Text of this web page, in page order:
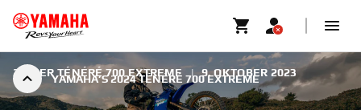
YAMAHA’S 2024 TÉNÉRÉ 700 EXTREME
2024ER TÉNÉRÉ 700 EXTREME | 9. OKTOBER 2023